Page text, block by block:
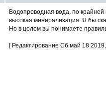
Водопроводная вода, по крайней
высокая минерализация. Я бы
Но в целом вы понимаете
[ Редактирование Сб май 18